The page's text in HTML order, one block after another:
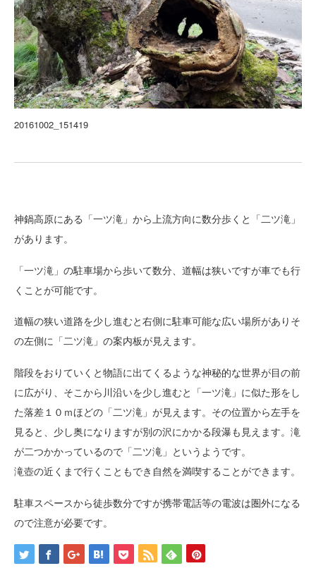
20161002_151419
神鍋高原にある「一ツ滝」から上流方向に数分歩くと「二ツ滝」
があります。
「一ツ滝」の駐車場から歩いて数分、道幅は狭いですが車でも行
くことが可能です。
道幅の狭い道路を少し進むと右側に駐車可能な広い場所がありそ
の左側に「二ツ滝」の案内板が見えます。
階段をおりていくと物語に出てくるような神秘的な世界が目の前
に広がり、そこから川沿いを少し進むと「一ツ滝」に似た形をし
た落差１０ｍほどの「二ツ滝」が見えます。その位置から左手を
見ると、少し奥になりますが別の沢にかかる段瀑も見えます。滝
が二つかかっているので「二ツ滝」というようです。
滝壺の近くまで行くこともでき自然を満喫することができます。
駐車スペースから徒歩数分ですが携帯電話等の電波は圏外になる
ので注意が必要です。